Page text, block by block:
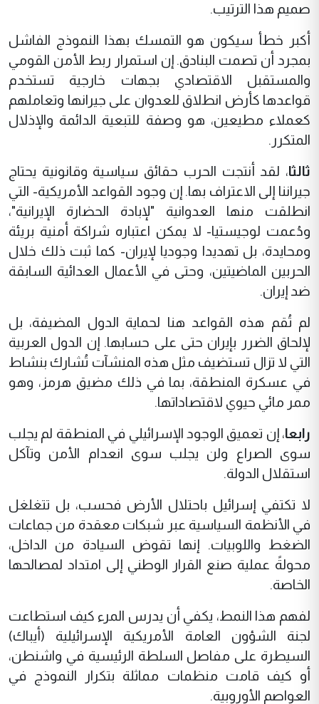
صميم هذا الترتيب.
أكبر خطأ سيكون هو التمسك بهذا النموذج الفاشل
بمجرد أن تصمت البنادق. إن استمرار ربط الأمن القومي
والمستقبل الاقتصادي بجهات خارجية تستخدم
قواعدها كأرض انطلاق للعدوان على جيرانها وتعاملهم
كعملاء مطيعين، هو وصفة للتبعية الدائمة والإذلال
المتكرر.
ثالثا، لقد أنتجت الحرب حقائق سياسية وقانونية يحتاج
جيراننا إلى الاعتراف بها. إن وجود القواعد الأمريكية- التي
انطلقت منها العدوانية "لإبادة الحضارة الإيرانية"،
ودُعمت لوجيستيا- لا يمكن اعتباره شراكة أمنية بريئة
ومحايدة، بل تهديدا وجوديا لإيران- كما ثبت ذلك خلال
الحربين الماضيتين، وحتى في الأعمال العدائية السابقة
ضد إيران.
لم تُقم هذه القواعد هنا لحماية الدول المضيفة، بل
لإلحاق الضرر بإيران حتى على حسابها. إن الدول العربية
التي لا تزال تستضيف مثل هذه المنشآت تُشارك بنشاط
في عسكرة المنطقة، بما في ذلك مضيق هرمز، وهو
ممر مائي حيوي لاقتصاداتها.
رابعا، إن تعميق الوجود الإسرائيلي في المنطقة لم يجلب
سوى الصراع ولن يجلب سوى انعدام الأمن وتآكل
استقلال الدولة.
لا تكتفي إسرائيل باحتلال الأرض فحسب، بل تتغلغل
في الأنظمة السياسية عبر شبكات معقدة من جماعات
الضغط واللوبيات. إنها تقوض السيادة من الداخل،
محولةً عملية صنع القرار الوطني إلى امتداد لمصالحها
الخاصة.
لفهم هذا النمط، يكفي أن يدرس المرء كيف استطاعت
لجنة الشؤون العامة الأمريكية الإسرائيلية (أيباك)
السيطرة على مفاصل السلطة الرئيسية في واشنطن،
أو كيف قامت منظمات مماثلة بتكرار النموذج في
العواصم الأوروبية.